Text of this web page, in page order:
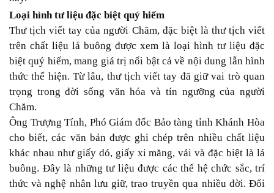
Loại hình tư liệu đặc biệt quý hiếm
Thư tịch viết tay của người Chăm, đặc biệt là thư tịch viết
trên chất liệu lá buông được xem là loại hình tư liệu đặc
biệt quý hiếm, mang giá trị nổi bật cả về nội dung lẫn hình
thức thể hiện. Từ lâu, thư tịch viết tay đã giữ vai trò quan
trọng trong đời sống văn hóa và tín ngưỡng của người
Chăm.
Ông Trượng Tính, Phó Giám đốc Bảo tàng tỉnh Khánh Hòa
cho biết, các văn bản được ghi chép trên nhiều chất liệu
khác nhau như giấy dó, giấy xi măng, vải và đặc biệt là lá
buông. Đây là những tư liệu được các thế hệ chức sắc, trí
thức và nghệ nhân lưu giữ, trao truyền qua nhiều đời. Đối